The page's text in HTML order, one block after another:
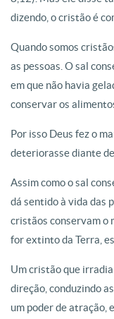
dizendo, o cristão é
Quando somos
as pessoas. O sal
em que não havia
conservar os
Por isso Deus fez o
deteriorasse diante
Assim como o sal
dá sentido à vida das
cristãos conservam o
for extinto da Terra,
Um cristão que irradia
direção, conduzindo
um poder de atração,